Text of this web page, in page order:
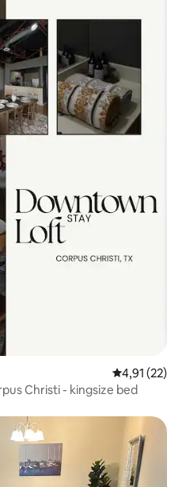
Gemiddelde
4,91 (22)
Christi - kingsize bed